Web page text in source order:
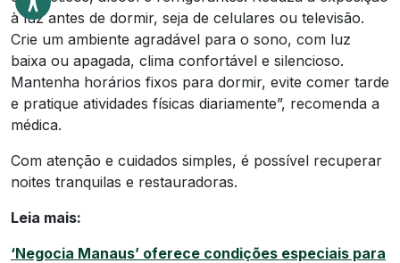
à luz antes de dormir, seja de celulares ou televisão.
Crie um ambiente agradável para o sono, com luz
baixa ou apagada, clima confortável e silencioso.
Mantenha horários fixos para dormir, evite comer tarde
e pratique atividades físicas diariamente”, recomenda a
médica.
Com atenção e cuidados simples, é possível recuperar
noites tranquilas e restauradoras.
Leia mais:
‘Negocia Manaus’ oferece condições especiais para